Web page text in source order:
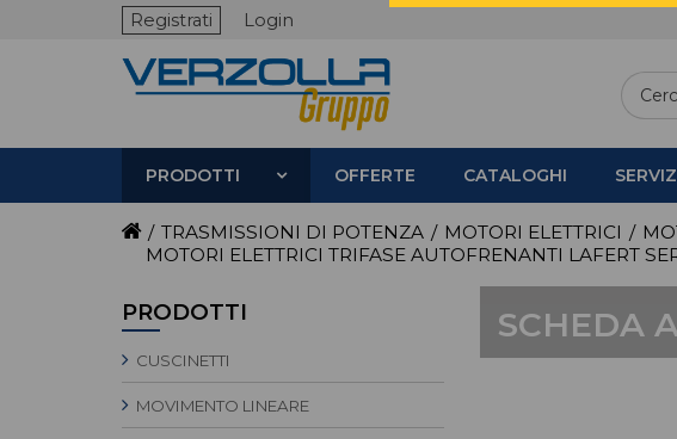
Registrati Login
PRODOTTI OFFERTE CATALOGHI
/ TRASMISSIONI DI POTENZA / MOTORI ELETTRICI /
MOTORI ELETTRICI TRIFASE AUTOFRENANTI LAFERT
PRODOTTI
CUSCINETTI
MOVIMENTO LINEARE
SCHEDA